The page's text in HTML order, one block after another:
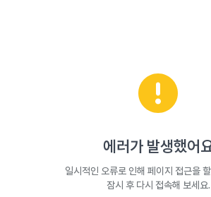
에러가 발생했어
일시적인 오류로 인해 페이지 접근을
잠시 후 다시 접속해 보세요.